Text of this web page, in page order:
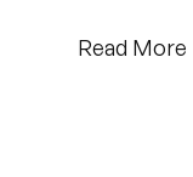
Read More